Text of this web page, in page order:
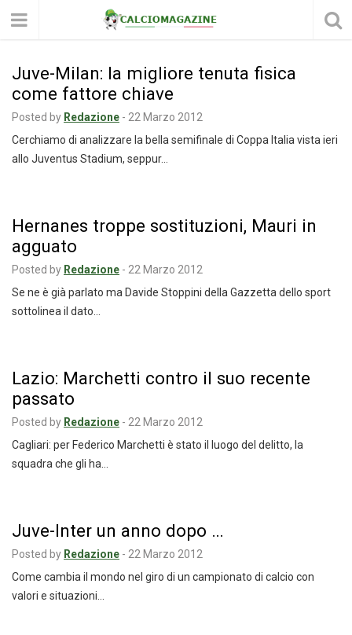
Juve-Milan: la migliore tenuta fisica
come fattore chiave
Posted by Redazione - 22 Marzo 2012
Cerchiamo di analizzare la bella semifinale di Coppa Italia vista ieri
allo Juventus Stadium, seppur…
Hernanes troppe sostituzioni, Mauri in
agguato
Posted by Redazione - 22 Marzo 2012
Se ne è già parlato ma Davide Stoppini della Gazzetta dello sport
sottolinea il dato…
Lazio: Marchetti contro il suo recente
passato
Posted by Redazione - 22 Marzo 2012
Cagliari: per Federico Marchetti è stato il luogo del delitto, la
squadra che gli ha…
Juve-Inter un anno dopo …
Posted by Redazione - 22 Marzo 2012
Come cambia il mondo nel giro di un campionato di calcio con
valori e situazioni…